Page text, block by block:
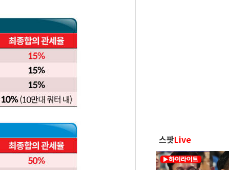
스팟Live